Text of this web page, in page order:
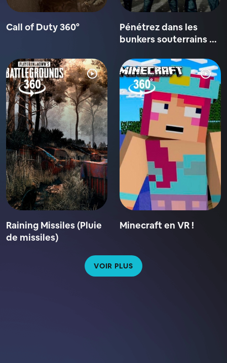
Call of Duty 360°
Pénétrez dans les
bunkers souterrains de
Raining Missiles (Pluie
de missiles)
Minecraft en VR !
VOIR PLUS